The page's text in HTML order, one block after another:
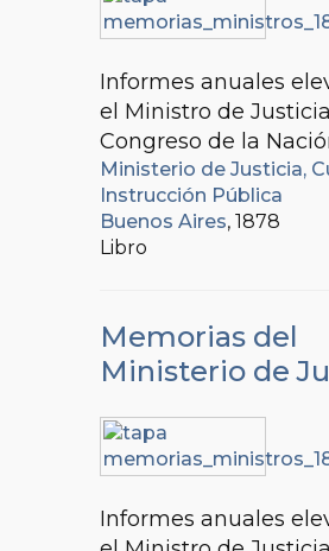
Informes anuales
el Ministro de Justicia
Congreso de la
Ministerio de Justicia,
Instrucción Pública
Buenos Aires, 1878
Libro
Memorias del
Ministerio de
Informes anuales